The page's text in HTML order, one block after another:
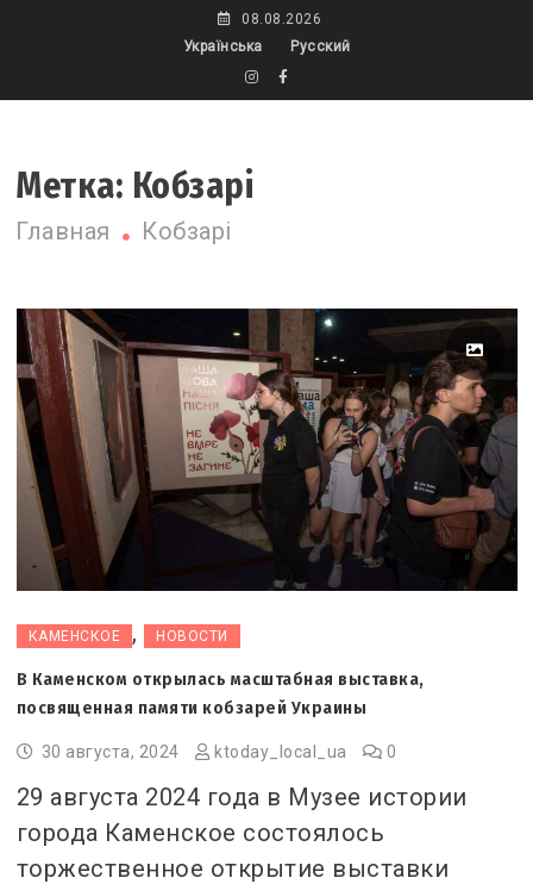
08.08.2026
Українська
Русский
Метка: Кобзарі
Главная Кобзарі
КАМЕНСКОЕ , НОВОСТИ
В Каменском открылась масштабная выставка,
посвященная памяти кобзарей Украины
30 августа, 2024 ktoday_local_ua 0
29 августа 2024 года в Музее истории
города Каменское состоялось
торжественное открытие выставки